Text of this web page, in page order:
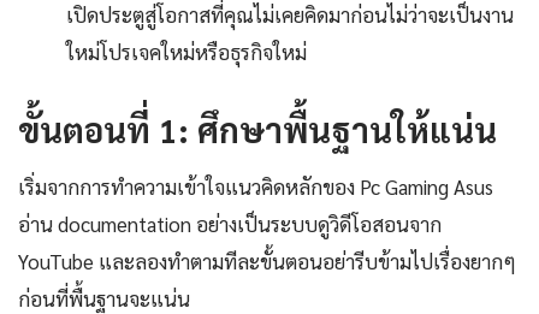
เปิดประตูสู่โอกาสที่คุณไม่เคยคิดมาก่อนไม่ว่าจะเป็นงาน
ใหม่โปรเจคใหม่หรือธุรกิจใหม่
ขั้นตอนที่ 1: ศึกษาพื้นฐานให้แน่น
เริ่มจากการทำความเข้าใจแนวคิดหลักของ Pc Gaming Asus
อ่าน documentation อย่างเป็นระบบดูวิดีโอสอนจาก
YouTube และลองทำตามทีละขั้นตอนอย่ารีบข้ามไปเรื่องยากๆ
ก่อนที่พื้นฐานจะแน่น